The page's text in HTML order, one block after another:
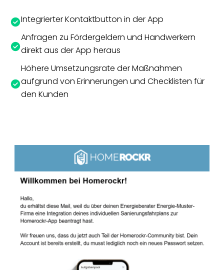
Integrierter Kontaktbutton in der App
Anfragen zu Fördergeldern und Handwerkern
direkt aus der App heraus
Höhere Umsetzungsrate der Maßnahmen
aufgrund von Erinnerungen und Checklisten für
den Kunden